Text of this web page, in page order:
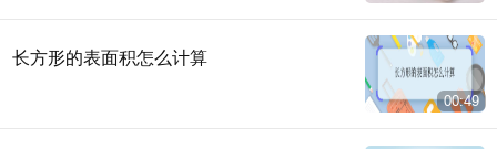
长方形的表面积怎么计算
00:49